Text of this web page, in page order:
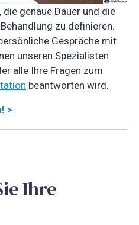
genaue Dauer und die
zu definieren.
Gespräche mit
unseren Spezialisten
alle Ihre Fragen zum
beantworten wird.
>
Ihre